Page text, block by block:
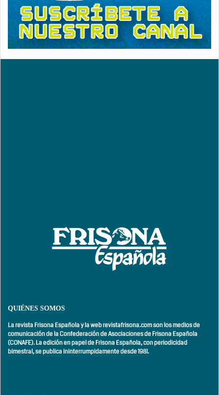
QUIÉNES SOMOS
La revista Frisona Española y la web revistafrisona.com son los medios de
comunicación de la Confederación de Asociaciones de Frisona Española
(CONAFE). La edición en papel de Frisona Española, conperiodicidad
bimestral,se publica ininterrumpidamente desde 1981.